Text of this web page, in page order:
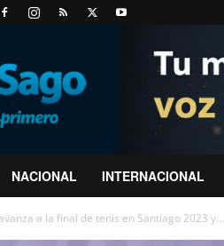
NACIONAL INTERNACIONAL
a la final de tenis en Santiago 2023 y...